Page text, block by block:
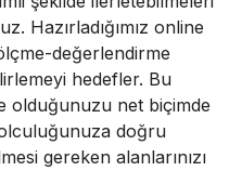
Hazırladığımız online
değerlendirme
hedefler. Bu
olduğunuzu net biçimde
doğru
gereken alanlarınızı